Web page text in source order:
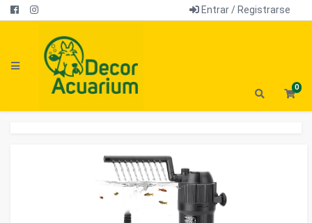
Entrar / Registrarse
0